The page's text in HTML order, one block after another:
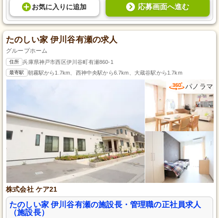
お気に入り に追加 応募画面へ進む
たのしい家 伊川谷有瀬の求人
グループホーム
住所 兵庫県神戸市西区伊川谷町有瀬860-1
最寄駅 朝霧駅から1.7km、西神中央駅から6.7km、大蔵谷駅から1.7km
パノラマ
株式会社 ケア21
たのしい家 伊川谷有瀬の施設長・管理職の正社員求人
（施設長）